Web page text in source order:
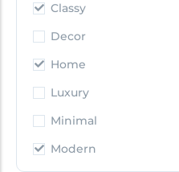
Classy
Decor
Home
Luxury
Minimal
Modern